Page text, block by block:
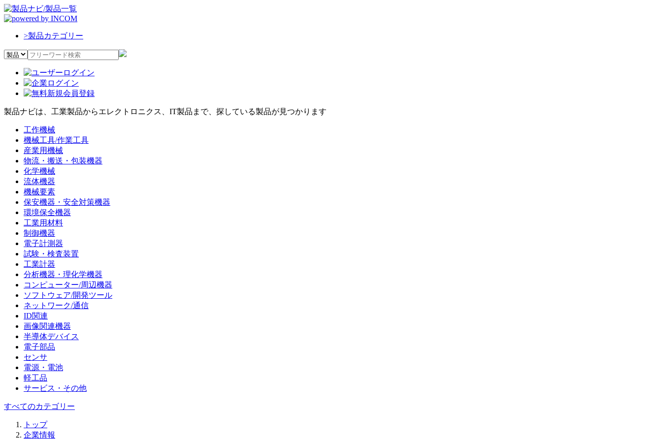
>製品カテゴリー
製品ナビは、工業製品からエレクトロニクス、IT製品まで、探している製品が見つかります
工作機械
機械工具/作業工具
産業用機械
物流・搬送・包装機器
化学機械
流体機器
機械要素
保安機器・安全対策機器
環境保全機器
工業用材料
制御機器
電子計測器
試験・検査装置
工業計器
分析機器・理化学機器
コンピューター/周辺機器
ソフトウェア/開発ツール
ネットワーク/通信
ID関連
画像関連機器
半導体デバイス
電子部品
センサ
電源・電池
軽工品
サービス・その他
すべてのカテゴリー
トップ
企業情報